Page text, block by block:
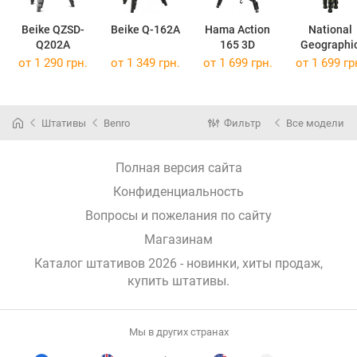
Beike QZSD-
Q202A
Beike Q-162A
Hama Action
165 3D
National
NGPH001
от 1 290 грн. от 1 349 грн. от 1 699 грн. от 1 699
Штативы Benro Фильтр Все модели
Полная версия сайта
Конфиденциальность
Вопросы и пожелания по сайту
Магазинам
Каталог штативов 2026 - новинки, хиты продаж,
купить штативы.
Мы в других странах